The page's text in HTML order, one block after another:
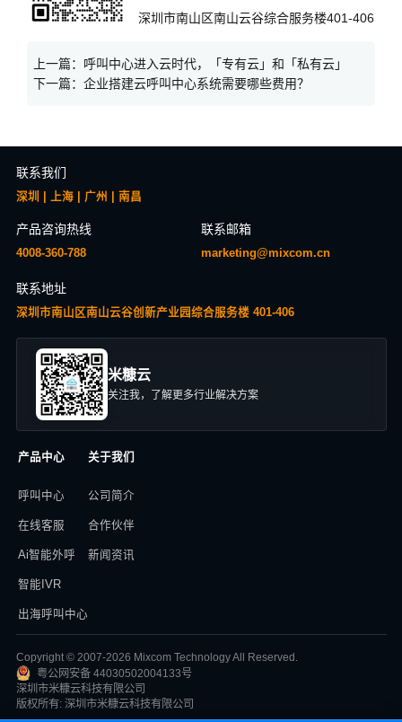
深圳市南山区南山云谷综合服务楼401-406
上一篇： 呼叫中心进入云时代，「专有云」和「私有云」
下一篇： 企业搭建云呼叫中心系统需要哪些费用？
联系我们
深圳 | 上海 | 广州 | 南昌
产品咨询热线
4008-360-788
联系邮箱
marketing@mixcom.cn
联系地址
深圳市南山区南山云谷创新产业园综合服务楼 401-406
米糠云
关注我，了解更多行业解决方案
产品中心
呼叫中心
在线客服
Ai智能外呼
智能IVR
出海呼叫中心
关于我们
公司简介
合作伙伴
新闻资讯
Copyright © 2007-2026 Mixcom Technology All Reserved.
粤公网安备 44030502004133号
深圳市米糠云科技有限公司
版权所有: 深圳市米糠云科技有限公司